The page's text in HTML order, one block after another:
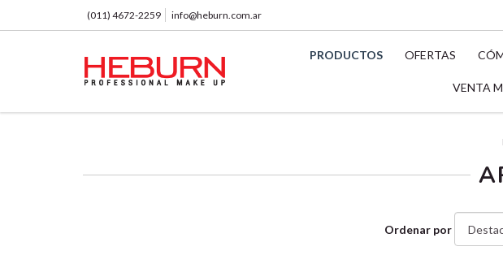
(011) 4672-2259 info@heburn.com.ar
PRODUCTOS OFERTAS
VENTA
Ordenar por